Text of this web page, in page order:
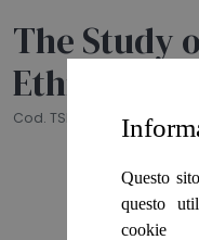
The Study
Cod. TSM0129
Questo
questo
cookie